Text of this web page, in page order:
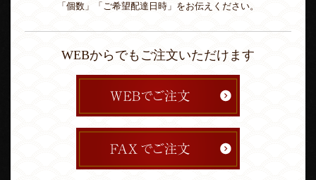
「個数」「ご希望配達日時」をお伝えください。
WEBからでもご注文いただけます